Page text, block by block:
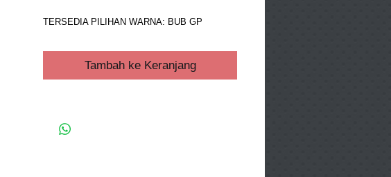
TERSEDIA PILIHAN WARNA: BUB GP
Tambah ke Keranjang